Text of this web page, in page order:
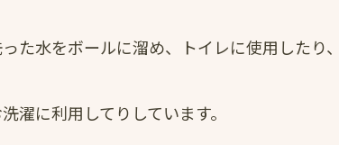
た水をボールに溜め、トイレに使用したり、
濯に利用してりしています。